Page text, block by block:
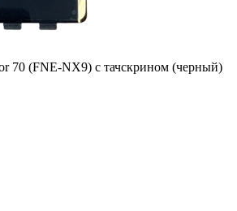
70 (FNE-NX9) c тачскрином (черный)